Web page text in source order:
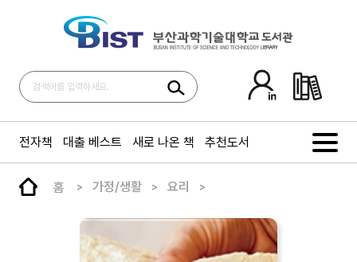
전자책 대출 베스트 새로 나온 책 추천도서
홈 가정/생활 요리